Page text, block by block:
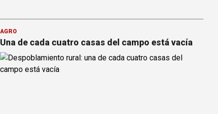
AGRO
Una de cada cuatro casas del campo está vacía